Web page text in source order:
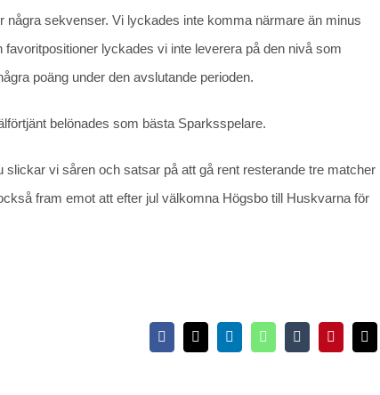
några sekvenser. Vi lyckades inte komma närmare än minus
lyckades vi inte leverera på den nivå som
poäng under den avslutande perioden.
belönades som bästa Sparksspelare.
vi såren och satsar på att gå rent resterande tre matcher
fram emot att efter jul välkomna Högsbo till Huskvarna för
Facebook
X LinkedInWhatsAppTumblrPinterest
E-
post